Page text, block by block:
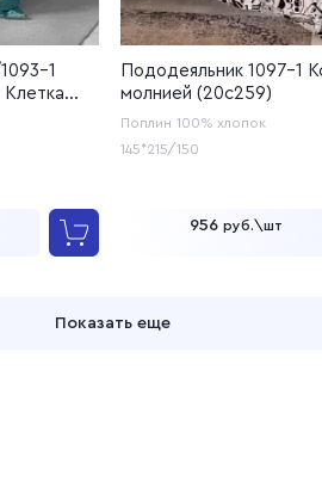
1
Пододеяльник 1097-1
молнией (20с259)
Поплин 100% хлопок
145*215/150
956 руб.\шт
Показать еще